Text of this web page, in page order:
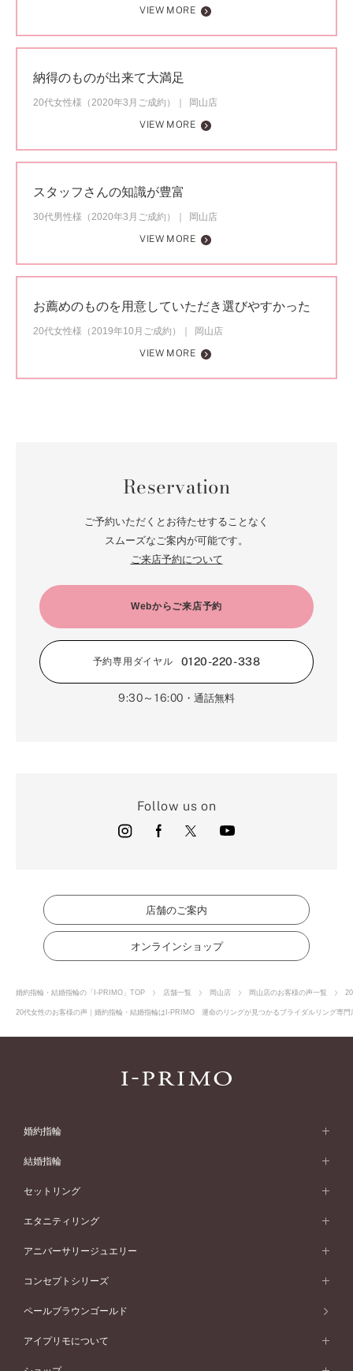
VIEW MORE
納得のものが出来て大満足
20代女性様（2020年3月ご成約）
岡山店
VIEW MORE
スタッフさんの知識が豊富
30代男性様（2020年3月ご成約）
岡山店
VIEW MORE
お薦めのものを用意していただき選びやすかった
20代女性様（2019年10月ご成約）
岡山店
VIEW MORE
Reservation
ご予約いただくとお待たせすることなく
スムーズなご案内が可能です。
ご来店予約について
Webからご来店予約
予約専用ダイヤル 0120-220-338
9:30～16:00 ・通話無料
Follow us on
店舗のご案内
オンラインショップ
婚約指輪・結婚指輪の「I-PRIMO」TOP 店舗一覧 岡山店 岡山店のお客様の声一覧
20代女性のお客様の声｜婚約指輪・結婚指輪はI-PRIMO 運命のリングが見つかるブライダルリング専
婚約指輪
婚約指輪 (エンゲージリング)
婚約指輪一覧
ピンクゴールド
ペールブラウンゴールド
ウェーブライン
V字ライン
ワンサイドメレ
ダブルサイドメレ
シンプル
フェミニン
モード
50万円台～
結婚指輪
結婚指輪 (マリッジリング)
結婚指輪一覧
ピンクゴールド
ペールブラウンゴールド
ウェーブライン
V字ライン
ワンメレ
シンプル
セットリング
セットリング
セットリング一覧
ピンクゴールド
ペールブラウンゴールド
エタニティリング
エタニティリング
エタニティリング一覧
アニバーサリージュエリー
アニバーサリージュエリー
アニバーサリージュエリー一覧
コンセプトシリーズ
コンセプトシリーズ
オリジンビリーフ
ペールブラウンゴールド
アイプリモについて
アイプリモについて